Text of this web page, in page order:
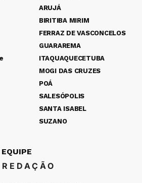
ARUJÁ
BIRITIBA MIRIM
FERRAZ DE VASCONCELOS
GUARAREMA
ITAQUAQUECETUBA
MOGI DAS CRUZES
POÁ
SALESÓPOLIS
SANTA ISABEL
SUZANO
REDAÇÃO